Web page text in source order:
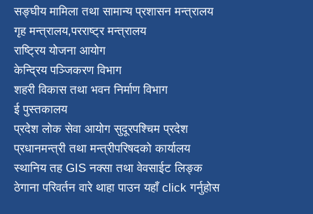
सङ्घीय मामिला तथा सामान्य प्रशासन मन्त्रालय
गृह मन्त्रालय,परराष्ट्र मन्त्रालय
राष्ट्रिय योजना आयोग
केन्द्रिय पञ्जिकरण विभाग
शहरी विकास तथा भवन निर्माण विभाग
ई पुस्तकालय
प्रदेश लोक सेवा आयोग सुदूरपश्चिम प्रदेश
प्रधानमन्त्री तथा मन्त्रीपरिषदको कार्यालय
स्थानिय तह GIS नक्सा तथा वेवसाईट लिङ्क
ठेगाना परिवर्तन वारे थाहा पाउन यहाँ click गर्नुहोस